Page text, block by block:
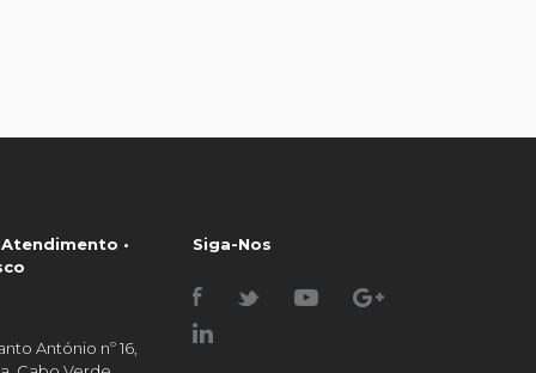
•
António nº 16,
Siga-Nos